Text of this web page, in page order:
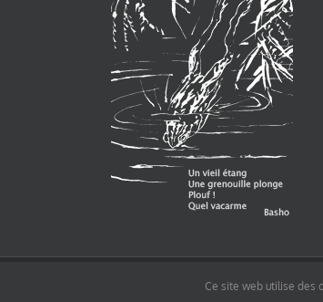
pages non comprise par cette licence).Ce site web utilise des